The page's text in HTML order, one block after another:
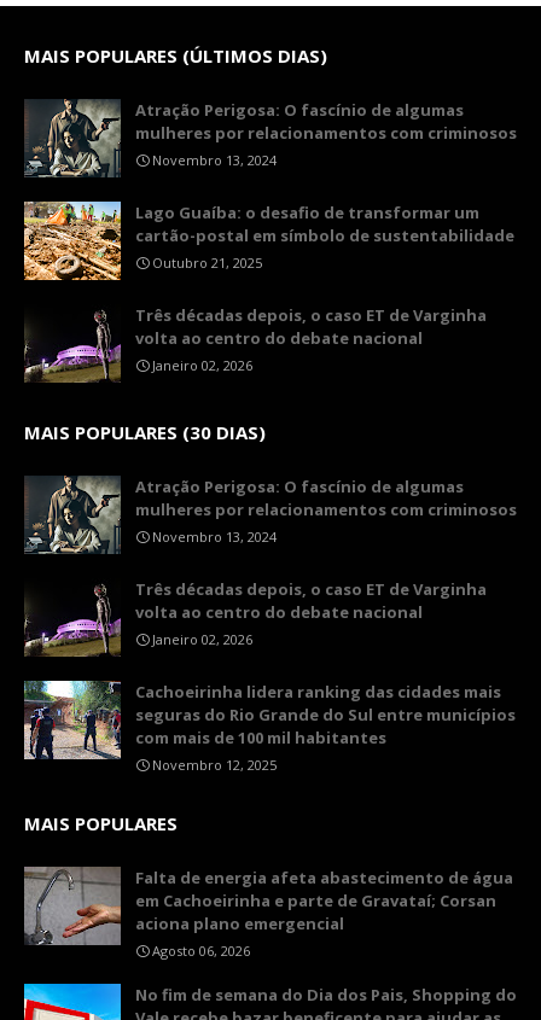
MAIS POPULARES (ÚLTIMOS DIAS)
Atração Perigosa: O fascínio de algumas
mulheres por relacionamentos com criminosos
Novembro 13, 2024
Lago Guaíba: o desafio de transformar um
cartão-postal em símbolo de sustentabilidade
Outubro 21, 2025
Três décadas depois, o caso ET de Varginha
volta ao centro do debate nacional
Janeiro 02, 2026
MAIS POPULARES (30 DIAS)
Atração Perigosa: O fascínio de algumas
mulheres por relacionamentos com criminosos
Novembro 13, 2024
Três décadas depois, o caso ET de Varginha
volta ao centro do debate nacional
Janeiro 02, 2026
Cachoeirinha lidera ranking das cidades mais
seguras do Rio Grande do Sul entre municípios
com mais de 100 mil habitantes
Novembro 12, 2025
MAIS POPULARES
Falta de energia afeta abastecimento de água
em Cachoeirinha e parte de Gravataí; Corsan
aciona plano emergencial
Agosto 06, 2026
No fim de semana do Dia dos Pais, Shopping do